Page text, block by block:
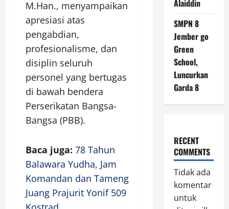
M.Han., menyampaikan
apresiasi atas
pengabdian,
profesionalisme, dan
disiplin seluruh
personel yang bertugas
di bawah bendera
Perserikatan Bangsa-
Bangsa (PBB).
Baca juga: 78 Tahun
Balawara Yudha, Jam
Komandan dan Tameng
Juang Prajurit Yonif 509
Alaiddin
SMPN 8
Jember go
Green
School,
Luncurkan
Garda 8
RECENT
COMMENTS
Tidak ada
komentar
untuk